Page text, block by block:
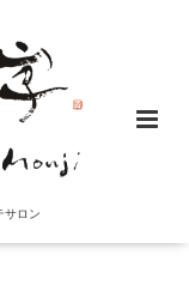
サロン